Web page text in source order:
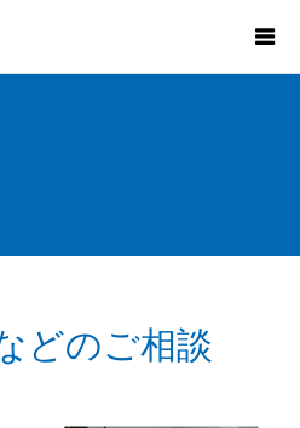
どのご相談